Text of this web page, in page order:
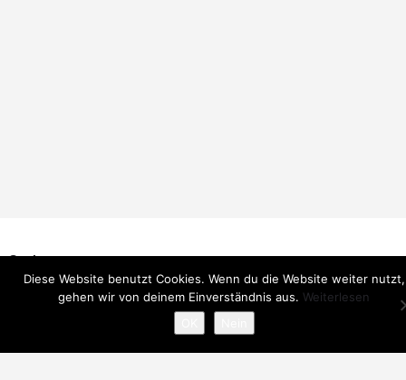
Suche
Search
Search Button
Diese Website benutzt Cookies. Wenn du die Website weiter nutzt,
gehen wir von deinem Einverständnis aus. Weiterlesen